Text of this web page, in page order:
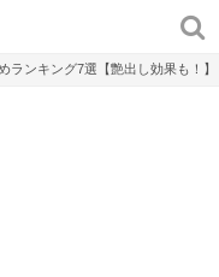
ランキング7選【艶出し効果も！】